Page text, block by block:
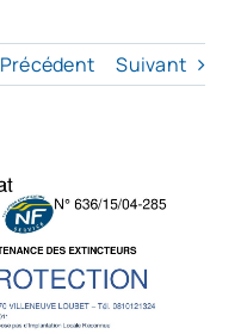
Précédent Suivant